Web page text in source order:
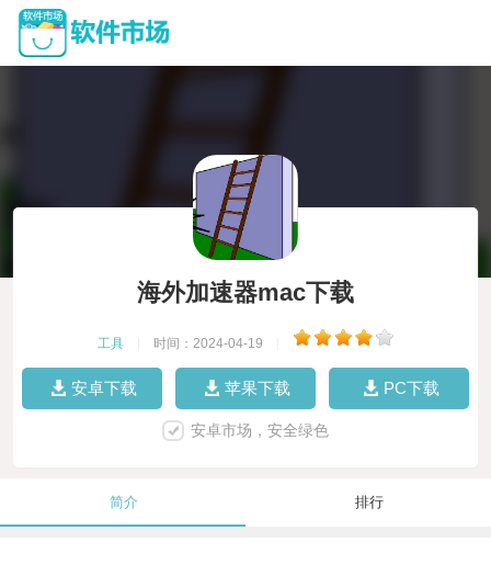
海外加速器mac下载
工具 时间：2024-04-19
安卓下载 苹果下载 PC下载
安卓市场，安全绿色
简介 排行